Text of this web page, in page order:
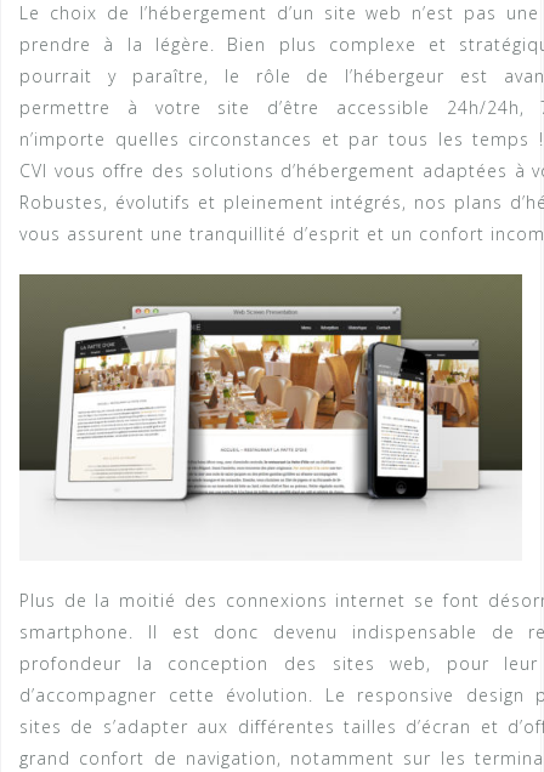
Le choix de l’hébergement d’un site web n’est pas
prendre à la légère. Bien plus complexe et
pourrait y paraître, le rôle de l’hébergeur est
permettre à votre site d’être accessible 24h/24h,
n’importe quelles circonstances et par tous les temps
CVI vous offre des solutions d’hébergement adaptées à
Robustes, évolutifs et pleinement intégrés, nos plans
vous assurent une tranquillité d’esprit et un confort
Plus de la moitié des connexions internet se font
smartphone. Il est donc devenu indispensable de
profondeur la conception des sites web, pour leur
d’accompagner cette évolution. Le responsive design
sites de s’adapter aux différentes tailles d’écran et
grand confort de navigation, notamment sur les